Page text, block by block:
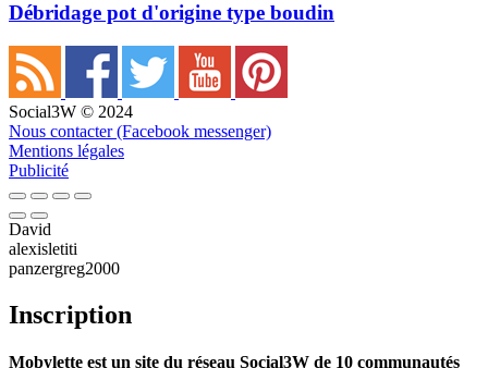
Débridage pot d'origine type boudin
Social3W © 2024
Nous contacter (Facebook messenger)
Mentions légales
Publicité
David
alexisletiti
panzergreg2000
Inscription
Mobylette est un site du réseau Social3W de 10 communautés